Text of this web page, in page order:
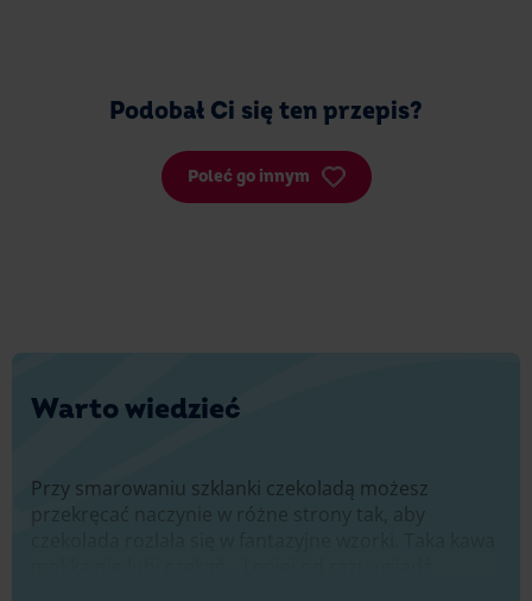
Podobał Ci się ten przepis?
Poleć go innym
Warto wiedzieć
Przy smarowaniu szklanki czekoladą możesz
przekręcać naczynie w różne strony tak, aby